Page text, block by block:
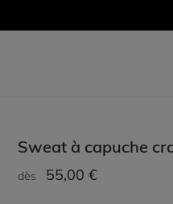
Sweat à capuche
dès 55,00 €